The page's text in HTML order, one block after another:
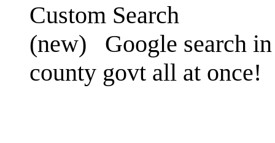
Custom Search
(new)
Google search
county govt all at once!